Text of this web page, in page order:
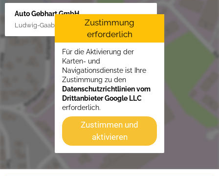
Auto Gebhart GmbH
Ludwig-Gaab-Str. 4, 88427 Bad Schussenried
Zustimmung
erforderlich
Für die Aktivierung der
Karten- und
Navigationsdienste ist Ihre
Zustimmung zu den
Datenschutzrichtlinien vom
Drittanbieter Google LLC
erforderlich.
Zustimmen und
aktivieren